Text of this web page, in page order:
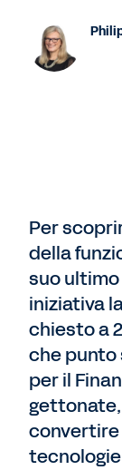
Per
della
suo ultimo
iniziativa
chiesto a
che punto
per il
convertire